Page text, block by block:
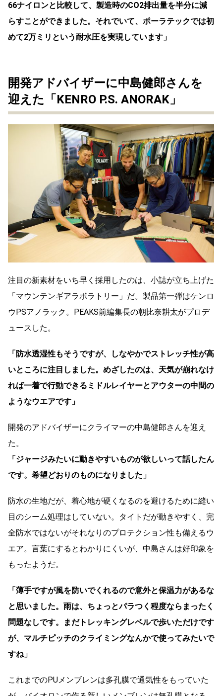
66ナイロンと比較して、製造時のCO2排出量を半分に減
らすことができました。それでいて、ポーラテックでは初
めて2万ミリという耐水圧を実現しています」
開発アドバイザーに中島健郎さんを
迎えた「KENRO P.S. ANORAK」
注目の新素材をいち早く採用したのは、小誌が立ち上げた
「マウンテンギアラボラトリー」だ。製品第一弾はケンロ
ウPSアノラック。PEAKS前編集長の朝比奈耕太がプロデ
ュースした。
「防水透湿性もそうですが、しなやかでストレッチ性が高
いところに注目しました。めざしたのは、天気が崩れなけ
れば一着で行動できるミドルレイヤーとアウターの中間の
ようなウエアです」
開発のアドバイザーにクライマーの中島健郎さんを迎え
た。
「ジャージみたいに動きやすいものが欲しいって話したん
です。希望どおりのものになりました」
防水の生地だが、着心地が硬くなるのを避けるために縫い
目のシーム処理はしていない。タイトだが動きやすく、完
全防水ではないがそれなりのプロテクション性も備えるウ
エア。言葉にするとわかりにくいが、中島さんは好印象を
もったようだ。
「薄手ですが風を防いでくれるので意外と保温力があるな
と思いました。雨は、ちょっとパラつく程度ならまったく
問題なしです。まだトレッキングレベルで歩いただけです
が、マルチピッチのクライミングなんかで使ってみたいで
すね」
これまでのPUメンブレンは多孔膜で通気性をもっていた